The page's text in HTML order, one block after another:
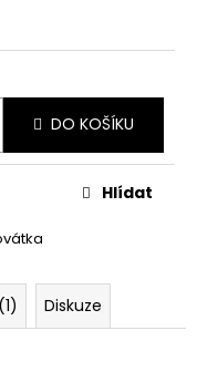
DO KOŠÍKU
Hlídat
Diskuze